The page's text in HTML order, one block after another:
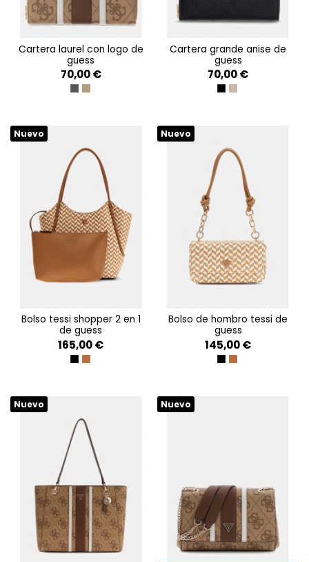
cartera laurel con logo de
guess
70,00 €
COAL LOGO
LATTE LOGO/BROWN
cartera grande anise de
guess
70,00 €
BLACK LOGO
DARK TAUPE LOGO
Nuevo
bolso tessi shopper 2 en 1
de guess
165,00 €
BLACK MULTI
COGNAC MULTI
Nuevo
bolso de hombro tessi de
guess
145,00 €
BLACK MULTI
COGNAC MULTI
Nuevo Nuevo